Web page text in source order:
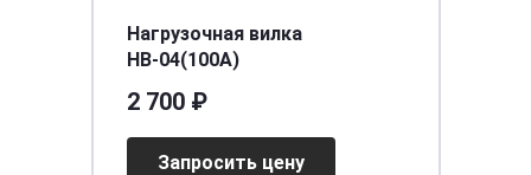
Нагрузочная вилка
НВ-04(100А)
2 700 ₽
Запросить цену